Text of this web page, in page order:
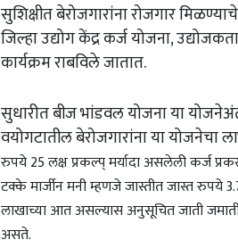
सुशिक्षीत बेरोजगारांना रोजगार
जिल्हा उद्योग केंद्र कर्ज योजना,
कार्यक्रम राबविले जातात.
सुधारीत बीज भांडवल योजना या
वयोगटातील बेरोजगारांना या योजनेचा
रुपये 25 लक्ष प्रकल्प् मर्यादा असलेली कर्ज
टक्के मार्जीन मनी म्हणजे जास्तीत जास्त रुपये
लाखाच्या आत असल्यास अनुसूचित जाती जमाती
असते.